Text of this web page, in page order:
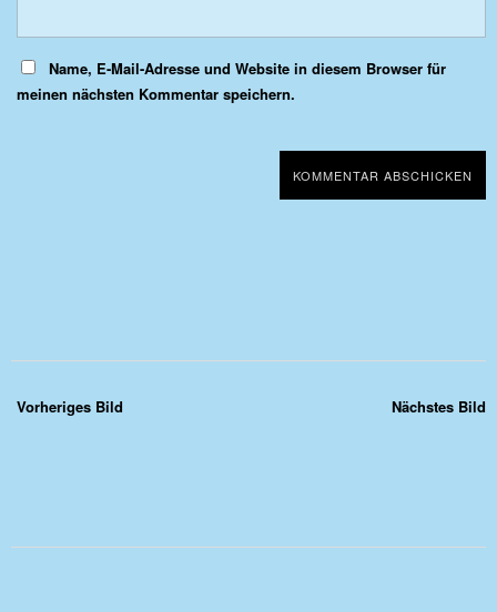
Name, E-Mail-Adresse und Website in diesem Browser für
meinen nächsten Kommentar speichern.
Nächstes Bild
Vorheriges Bild